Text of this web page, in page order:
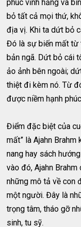
phúc vĩnh hằng và
bỏ tất cả mọi thứ,
địa vị. Khi ta dứt bỏ
Đó là sự biến mất từ
bản ngã. Dứt bỏ cái
ảo ảnh bên ngoài;
thiệt đi kèm nó. Từ
được niềm hạnh
Điểm đặc biệt của
mất” là Ajahn
nang hay sách
vào đó, Ajahn
những mô tả về con
một người. Đây là
trọng tâm, tháo gỡ
sinh, tu sỹ.